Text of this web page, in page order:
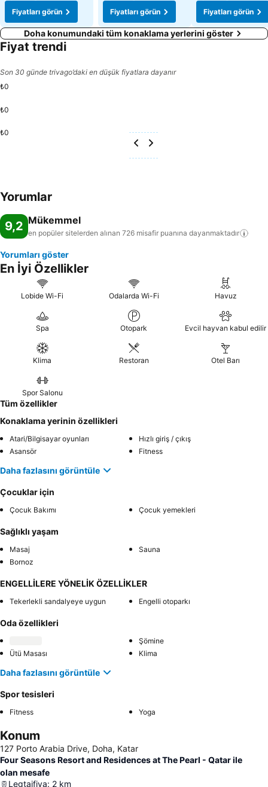
Fiyatları görün
Fiyatları görün
Fiyatları görün
Doha konumundaki tüm konaklama yerlerini göster
Fiyat trendi
Son 30 günde trivago’daki en düşük fiyatlara dayanır
₺0
₺0
₺0
Yorumlar
9,2 Mükemmel
en popüler sitelerden alınan 726 misafir puanına dayanmaktadır
Yorumları göster
En İyi Özellikler
Lobide Wi-Fi Odalarda Wi-Fi Havuz
Spa Otopark Evcil hayvan kabul edilir
Klima Restoran Otel Barı
Spor Salonu
Tüm özellikler
Konaklama yerinin özellikleri
Atari/Bilgisayar oyunları
Hızlı giriş / çıkış
Asansör
Fitness
Daha fazlasını görüntüle
Çocuklar için
Çocuk Bakımı Çocuk yemekleri
Sağlıklı yaşam
Masaj
Sauna
Bornoz
ENGELLİLERE YÖNELİK ÖZELLİKLER
Tekerlekli sandalyeye uygun Engelli otoparkı
Oda özellikleri
Şömine
Ütü Masası
Klima
Daha fazlasını görüntüle
Spor tesisleri
Fitness Yoga
Konum
127 Porto Arabia Drive, Doha, Katar
Four Seasons Resort and Residences at The Pearl - Qatar ile
olan mesafe
Legtaifiya: 2 km